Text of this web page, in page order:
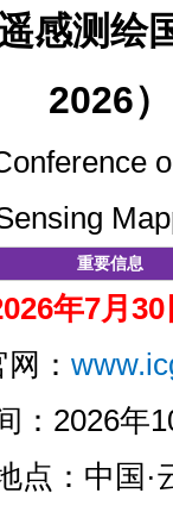
感测绘
2026）
重要信息
年7月
：
：2026年
点：中国·